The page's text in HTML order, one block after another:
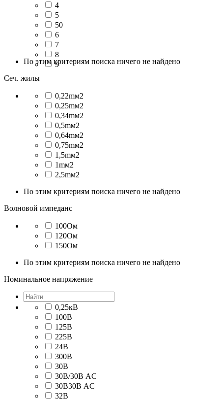
4
5
50
6
7
8
9
По этим критериям поиска ничего не найдено
Сеч. жилы
0,22mм2
0,25mм2
0,34mм2
0,5mм2
0,64mм2
0,75mм2
1,5mм2
1mм2
2,5mм2
По этим критериям поиска ничего не найдено
Волновой импеданс
100Ом
120Ом
150Ом
По этим критериям поиска ничего не найдено
Номинальное напряжение
0,25кВ
100В
125В
225В
24В
300В
30В
30В/30В AC
30В30В AC
32В